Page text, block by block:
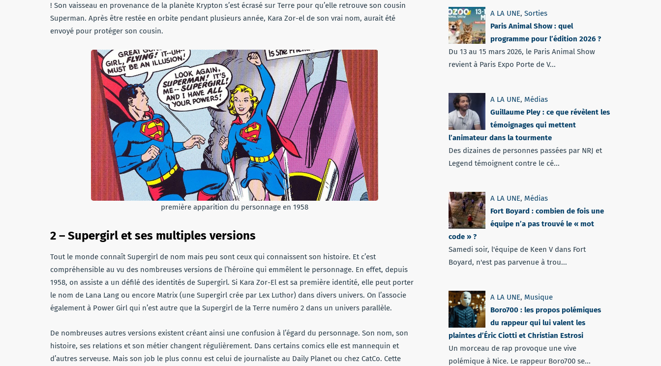
! Son vaisseau en provenance de la planète Krypton s’est écrasé sur Terre pour qu’elle retrouve son cousin
Superman. Après être restée en orbite pendant plusieurs année, Kara Zor-el de son vrai nom, aurait été
envoyé pour protéger son cousin.
première apparition du personnage en 1958
2 – Supergirl et ses multiples versions
Tout le monde connaît Supergirl de nom mais peu sont ceux qui connaissent son histoire. Et c’est
compréhensible au vu des nombreuses versions de l’héroïne qui emmêlent le personnage. En effet, depuis
1958, on assiste a un défilé des identités de Supergirl. Si Kara Zor-El est sa première identité, elle peut porter
le nom de Lana Lang ou encore Matrix (une Supergirl crée par Lex Luthor) dans divers univers. On l’associe
également à Power Girl qui n’est autre que la Supergirl de la Terre numéro 2 dans un univers parallèle.
De nombreuses autres versions existent créant ainsi une confusion à l’égard du personnage. Son nom, son
histoire, ses relations et son métier changent régulièrement. Dans certains comics elle est mannequin et
d’autres serveuse. Mais son job le plus connu est celui de journaliste au Daily Planet ou chez CatCo. Cette
A LA UNE, Sorties
Paris Animal Show : quel
programme pour l’édition 2026 ?
Du 13 au 15 mars 2026, le Paris Animal Show
revient à Paris Expo Porte de V...
A LA UNE, Médias
Guillaume Pley : ce que révèlent les
témoignages qui mettent
l’animateur dans la tourmente
Des dizaines de personnes passées par NRJ et
Legend témoignent contre le cé...
A LA UNE, Médias
Fort Boyard : combien de fois une
équipe n’a pas trouvé le « mot
code » ?
Samedi soir, l'équipe de Keen V dans Fort
Boyard, n'est pas parvenue à trou...
A LA UNE, Musique
Boro700 : les propos polémiques
du rappeur qui lui valent les
plaintes d’Éric Ciotti et Christian Estrosi
Un morceau de rap provoque une vive
polémique à Nice. Le rappeur Boro700 se...